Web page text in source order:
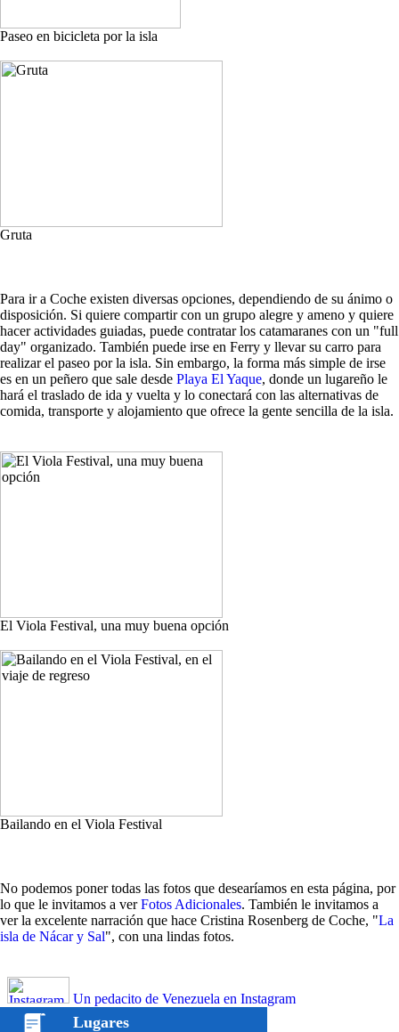
Paseo en bicicleta por la isla
Gruta
Para ir a Coche existen diversas opciones, dependiendo de su ánimo o
disposición. Si quiere compartir con un grupo alegre y ameno y quiere
hacer actividades guiadas, puede contratar los catamaranes con un "full
day" organizado. También puede irse en Ferry y llevar su carro para
realizar el paseo por la isla. Sin embargo, la forma más simple de irse
es en un peñero que sale desde Playa El Yaque, donde un lugareño le
hará el traslado de ida y vuelta y lo conectará con las alternativas de
comida, transporte y alojamiento que ofrece la gente sencilla de la isla.
El Viola Festival, una muy buena opción
Bailando en el Viola Festival
No podemos poner todas las fotos que desearíamos en esta página, por
lo que le invitamos a verFotos Adicionales. También le invitamos a
ver la excelente narración que hace Cristina Rosenberg de Coche, "La
isla de Nácar y Sal", con una lindas fotos.
Un pedacito de Venezuela en Instagram
Lugares